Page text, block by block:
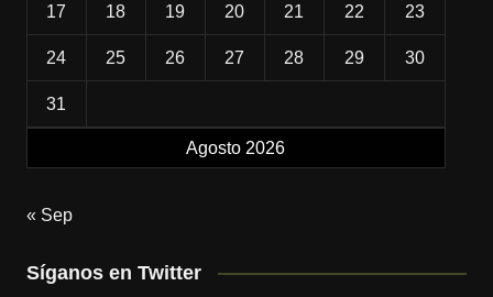
Agosto 2026
17 18 19 20 21 22 23
24 25 26 27 28 29 30
31
« Sep
Síganos en Twitter